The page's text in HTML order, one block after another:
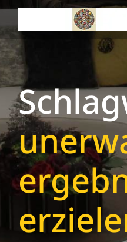
Skip
content